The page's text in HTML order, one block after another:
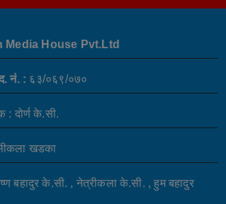
Media House Pvt.Ltd
नं. : ६३/०६९/०७०
: दोर्ण के.सी.
खडका
बहादुर के.सी. , नेत्रीकला के.सी. , हुम बहादुर